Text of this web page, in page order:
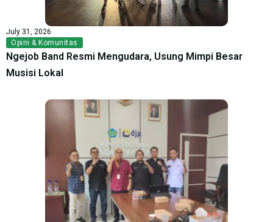
July 31, 2026
Opini & Komunitas
Ngejob Band Resmi Mengudara, Usung Mimpi Besar
Musisi Lokal